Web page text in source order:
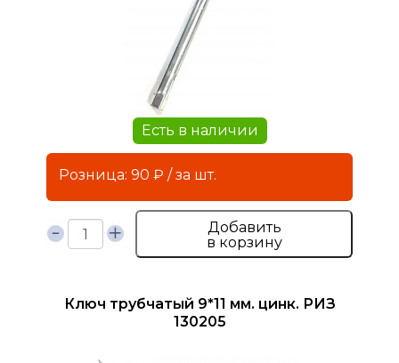
Есть в наличии
Розница: 90 ₽ / за шт.
Добавить
в корзину
Ключ трубчатый 9*11 мм. цинк. РИЗ
130205